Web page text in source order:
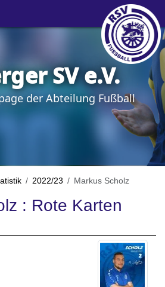
SV e.V.
der Abteilung Fußball
2022/23 Markus Scholz
: Rote Karten